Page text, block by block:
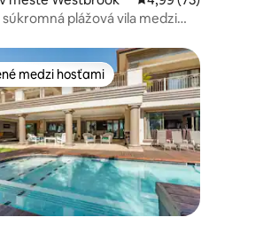
súkromná plážová vila medzi
medzi hosťami
medzi hosťami